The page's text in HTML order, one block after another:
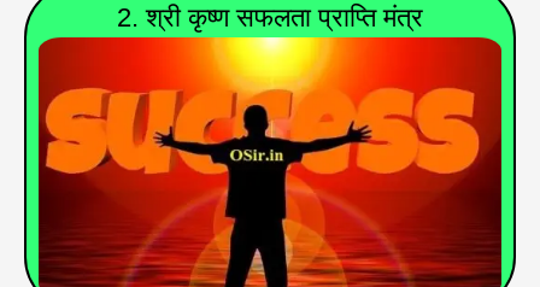
2. श्री कृष्ण सफलता प्राप्ति मंत्र